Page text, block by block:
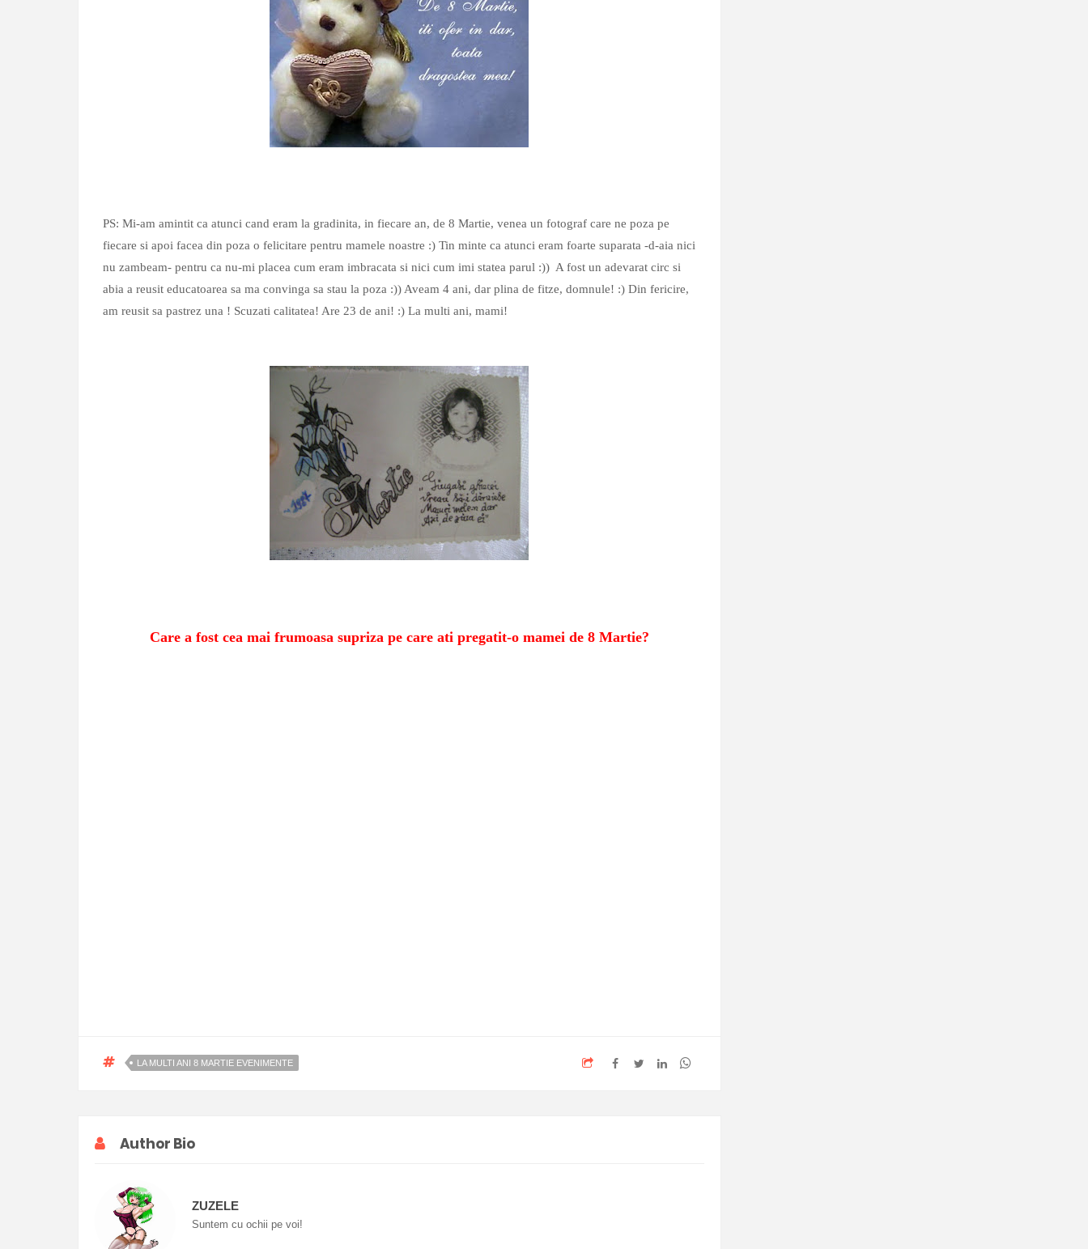
PS: Mi-am amintit ca atunci cand eram la gradinita, in fiecare an, de 8 Martie, venea un fotograf care ne poza pe
fiecare si apoi facea din poza o felicitare pentru mamele noastre :) Tin minte ca atunci eram foarte suparata -d-aia nici
nu zambeam- pentru ca nu-mi placea cum eram imbracata si nici cum imi statea parul :)) A fost un adevarat circ si
abia a reusit educatoarea sa ma convinga sa stau la poza :)) Aveam 4 ani, dar plina de fitze, domnule! :) Din fericire,
am reusit sa pastrez una ! Scuzati calitatea! Are 23 de ani! :) La multi ani, mami!
Care a fost cea mai frumoasa supriza pe care ati pregatit-o mamei de 8 Martie?
LA MULTI ANI 8 MARTIE EVENIMENTE
Author Bio
ZUZELE
Suntem cu ochii pe voi!